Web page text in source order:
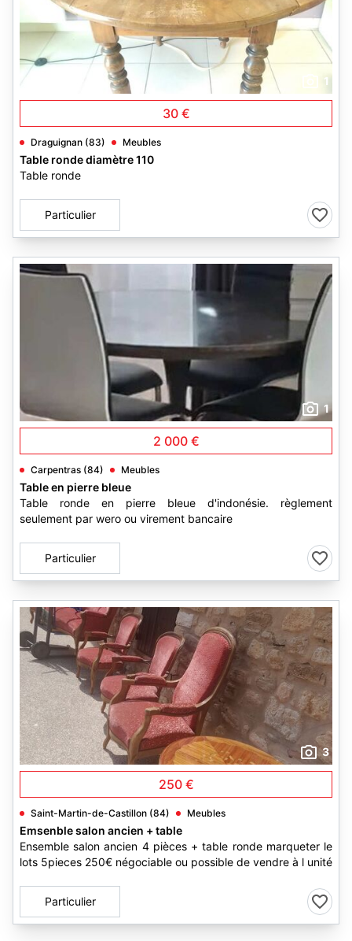
1
30 €
Draguignan (83) Meubles
Table ronde diamètre 110
Table ronde
Particulier
1
2 000 €
Carpentras (84) Meubles
Table en pierre bleue
Table ronde en pierre bleue d'indonésie. règlement
seulement par wero ou virement bancaire
Particulier
3
250 €
Saint-Martin-de-Castillon (84) Meubles
Emsenble salon ancien + table
Ensemble salon ancien 4 pièces + table ronde marqueter le
lots 5pieces 250€ négociable ou possible de vendre à l unité
Particulier